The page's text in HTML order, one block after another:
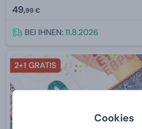
Cookies
49,99 €
BEI IHNEN:11.8.2026
2+1 GRATIS